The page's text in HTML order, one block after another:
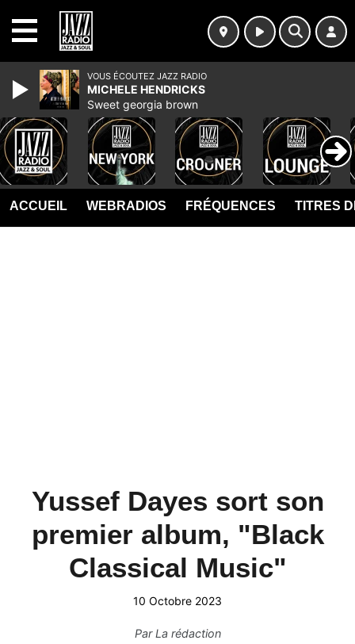
ACCUEIL WEBRADIOS FRÉQUENCES TITRES
Yussef Dayes sort son
premier album, "Black
Classical Music"
10 Octobre 2023
ParLa rédaction
VOUS ÉCOUTEZ JAZZ RADIO
MICHELE HENDRICKS
Sweet georgia brown